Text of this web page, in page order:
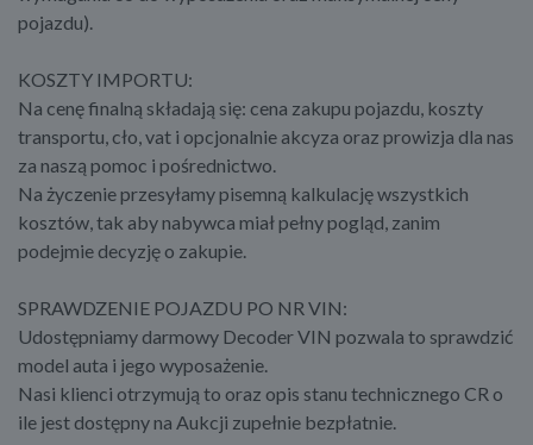
pojazdu).
KOSZTY IMPORTU:
Na cenę finalną składają się: cena zakupu pojazdu, koszty
transportu, cło, vat i opcjonalnie akcyza oraz prowizja dla nas
za naszą pomoc i pośrednictwo.
Na życzenie przesyłamy pisemną kalkulację wszystkich
kosztów, tak aby nabywca miał pełny pogląd, zanim
podejmie decyzję o zakupie.
SPRAWDZENIE POJAZDU PO NR VIN:
Udostępniamy darmowy Decoder VIN pozwala to sprawdzić
model auta i jego wyposażenie.
Nasi klienci otrzymują to oraz opis stanu technicznego CR o
ile jest dostępny na Aukcji zupełnie bezpłatnie.